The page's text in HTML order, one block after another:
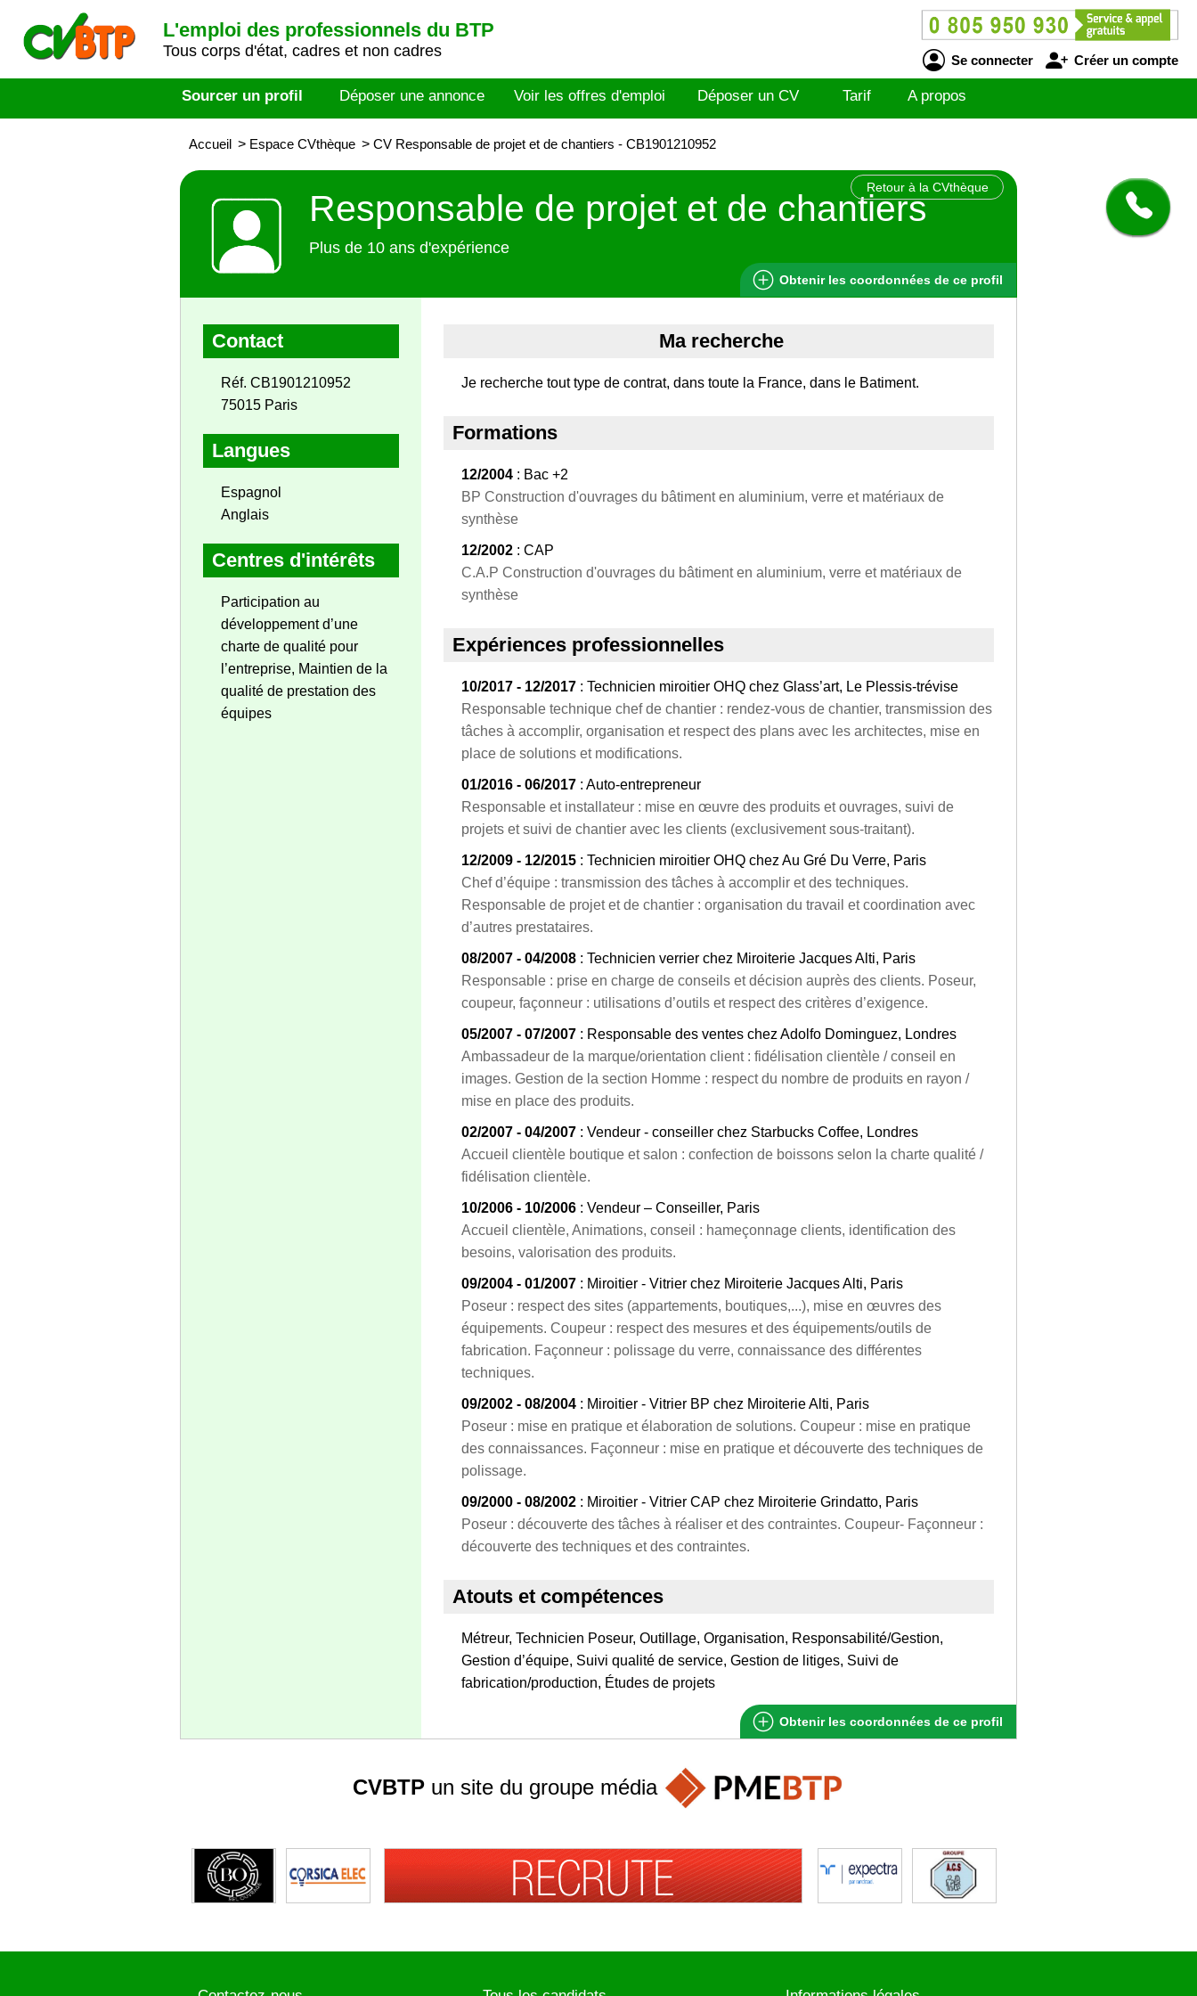
L'emploi des professionnels du BTP
Tous corps d'état, cadres et non cadres
Se connecter Créer un compte
Sourcer un profil Déposer une annonce Voir les offres d'emploi Déposer un CV Tarif A propos
Accueil > Espace CVthèque > CV Responsable de projet et de chantiers - CB1901210952
Retour à la CVthèque
Responsable de projet et de chantiers
Plus de 10 ans d'expérience
Obtenir les coordonnées de ce profil
Contact
Réf. CB1901210952
75015 Paris
Langues
Espagnol
Anglais
Centres d'intérêts
Participation au
développement d’une
charte de qualité pour
l’entreprise, Maintien de la
qualité de prestation des
équipes
Ma recherche
Je recherche tout type de contrat, dans toute la France, dans le Batiment.
Formations
12/2004 : Bac +2
BP Construction d'ouvrages du bâtiment en aluminium, verre et matériaux de
synthèse
12/2002 : CAP
C.A.P Construction d'ouvrages du bâtiment en aluminium, verre et matériaux de
synthèse
Expériences professionnelles
10/2017 - 12/2017 : Technicien miroitier OHQ chez Glass’art, Le Plessis-trévise
Responsable technique chef de chantier : rendez-vous de chantier, transmission des
tâches à accomplir, organisation et respect des plans avec les architectes, mise en
place de solutions et modifications.
01/2016 - 06/2017 : Auto-entrepreneur
Responsable et installateur : mise en œuvre des produits et ouvrages, suivi de
projets et suivi de chantier avec les clients (exclusivement sous-traitant).
12/2009 - 12/2015 : Technicien miroitier OHQ chez Au Gré Du Verre, Paris
Chef d’équipe : transmission des tâches à accomplir et des techniques.
Responsable de projet et de chantier : organisation du travail et coordination avec
d’autres prestataires.
08/2007 - 04/2008 : Technicien verrier chez Miroiterie Jacques Alti, Paris
Responsable : prise en charge de conseils et décision auprès des clients. Poseur,
coupeur, façonneur : utilisations d’outils et respect des critères d’exigence.
05/2007 - 07/2007 : Responsable des ventes chez Adolfo Dominguez, Londres
Ambassadeur de la marque/orientation client : fidélisation clientèle / conseil en
images. Gestion de la section Homme : respect du nombre de produits en rayon /
mise en place des produits.
02/2007 - 04/2007 : Vendeur - conseiller chez Starbucks Coffee, Londres
Accueil clientèle boutique et salon : confection de boissons selon la charte qualité /
fidélisation clientèle.
10/2006 - 10/2006 : Vendeur – Conseiller, Paris
Accueil clientèle, Animations, conseil : hameçonnage clients, identification des
besoins, valorisation des produits.
09/2004 - 01/2007 : Miroitier - Vitrier chez Miroiterie Jacques Alti, Paris
Poseur : respect des sites (appartements, boutiques,...), mise en œuvres des
équipements. Coupeur : respect des mesures et des équipements/outils de
fabrication. Façonneur : polissage du verre, connaissance des différentes
techniques.
09/2002 - 08/2004 : Miroitier - Vitrier BP chez Miroiterie Alti, Paris
Poseur : mise en pratique et élaboration de solutions. Coupeur : mise en pratique
des connaissances. Façonneur : mise en pratique et découverte des techniques de
polissage.
09/2000 - 08/2002 : Miroitier - Vitrier CAP chez Miroiterie Grindatto, Paris
Poseur : découverte des tâches à réaliser et des contraintes. Coupeur- Façonneur :
découverte des techniques et des contraintes.
Atouts et compétences
Métreur, Technicien Poseur, Outillage, Organisation, Responsabilité/Gestion,
Gestion d’équipe, Suivi qualité de service, Gestion de litiges, Suivi de
fabrication/production, Études de projets
Obtenir les coordonnées de ce profil
CVBTP un site du groupe média